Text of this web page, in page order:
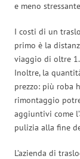
e meno
I costi di un
primo è la
viaggio di oltre
Inoltre, la
prezzo: più roba
rimontaggio
aggiuntivi come
pulizia alla fine
L’azienda di